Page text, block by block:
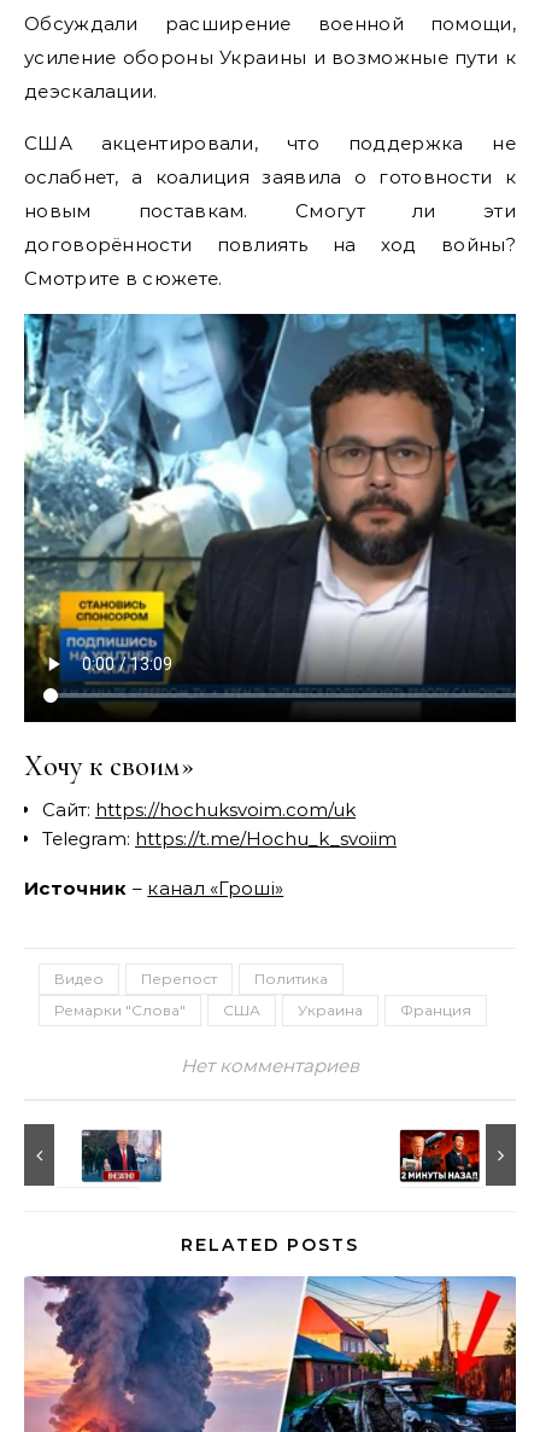
Обсуждали расширение военной помощи,
усиление обороны Украины и возможные пути к
деэскалации.
США акцентировали, что поддержка не
ослабнет, а коалиция заявила о готовности к
новым поставкам. Смогут ли эти
договорённости повлиять на ход войны?
Смотрите в сюжете.
Хочу к своим»
Сайт: https://hochuksvoim.com/uk
Telegram: https://t.me/Hochu_k_svoiim
Источник – канал «Грошi»
Видео Перепост
Политика
Ремарки "Слова"
США Украина Франция
Нет комментариев
RELATED POSTS